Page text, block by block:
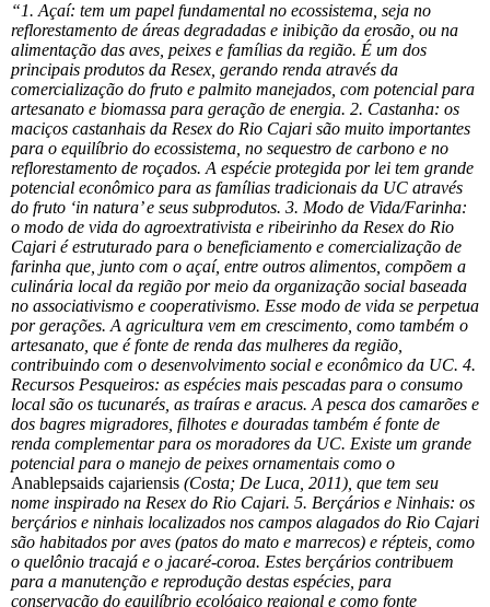
“1. Açaí: tem um papel fundamental no ecossistema, seja no
reflorestamento de áreas degradadas e inibição da erosão, ou na
alimentação das aves, peixes e famílias da região. É um dos
principais produtos da Resex, gerando renda através da
comercialização do fruto e palmito manejados, com potencial para
artesanato e biomassa para geração de energia. 2. Castanha: os
maciços castanhais da Resex do Rio Cajari são muito importantes
para o equilíbrio do ecossistema, no sequestro de carbono e no
reflorestamento de roçados. A espécie protegida por lei tem grande
potencial econômico para as famílias tradicionais da UC através
do fruto ‘in natura’ e seus subprodutos. 3. Modo de Vida/Farinha:
o modo de vida do agroextrativista e ribeirinho da Resex do Rio
Cajari é estruturado para o beneficiamento e comercialização de
farinha que, junto com o açaí, entre outros alimentos, compõem a
culinária local da região por meio da organização social baseada
no associativismo e cooperativismo. Esse modo de vida se perpetua
por gerações. A agricultura vem em crescimento, como também o
artesanato, que é fonte de renda das mulheres da região,
contribuindo com o desenvolvimento social e econômico da UC. 4.
Recursos Pesqueiros: as espécies mais pescadas para o consumo
local são os tucunarés, as traíras e aracus. A pesca dos camarões e
dos bagres migradores, filhotes e douradas também é fonte de
renda complementar para os moradores da UC. Existe um grande
potencial para o manejo de peixes ornamentais como o
Anablepsaids cajariensis (Costa; De Luca, 2011), que tem seu
nome inspirado na Resex do Rio Cajari. 5. Berçários e Ninhais: os
berçários e ninhais localizados nos campos alagados do Rio Cajari
são habitados por aves (patos do mato e marrecos) e répteis, como
o quelônio tracajá e o jacaré-coroa. Estes berçários contribuem
para a manutenção e reprodução destas espécies, para
conservação do equilíbrio ecológico regional e como fonte